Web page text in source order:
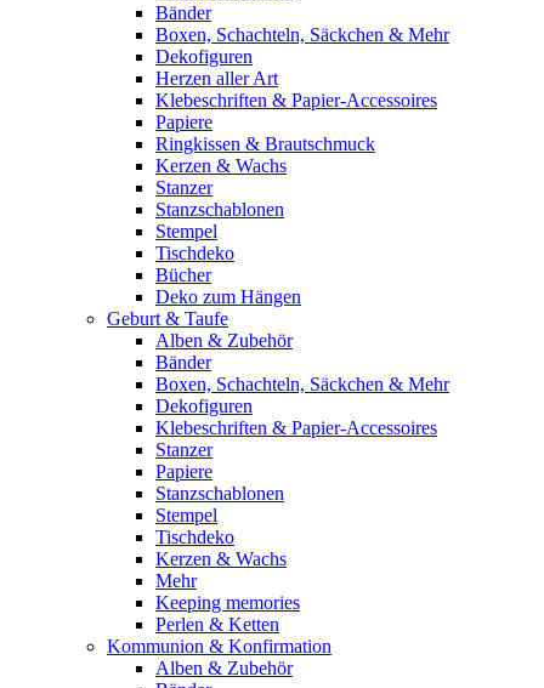
Bänder
Boxen, Schachteln, Säckchen & Mehr
Dekofiguren
Herzen aller Art
Klebeschriften & Papier-Accessoires
Papiere
Ringkissen & Brautschmuck
Kerzen & Wachs
Stanzer
Stanzschablonen
Stempel
Tischdeko
Bücher
Deko zum Hängen
Geburt & Taufe
Alben & Zubehör
Bänder
Boxen, Schachteln, Säckchen & Mehr
Dekofiguren
Klebeschriften & Papier-Accessoires
Stanzer
Papiere
Stanzschablonen
Stempel
Tischdeko
Kerzen & Wachs
Mehr
Keeping memories
Perlen & Ketten
Kommunion & Konfirmation
Alben & Zubehör